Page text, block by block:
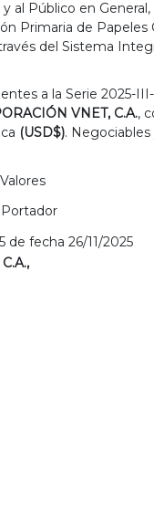
al Público en General,
Primaria de Papeles
del Sistema
a la Serie 2025-
VNET, C.A.,
(USD$). Negociables
de fecha 26/11/2025